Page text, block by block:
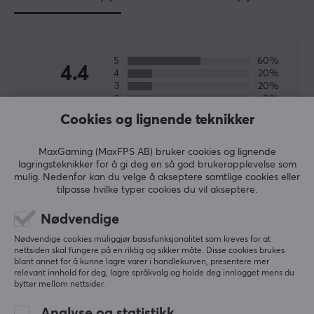
produkter i verden med minst ett produkt i hvert
produkter av høy kvalitet. Hvis du leter etter et produkt
som ikke skuffer deg når det virkelig gjelder, bør du
DIMENSJON & VEKT
Kabellengde
Bredde
298 mm
Dybde
114 mm
Høyde
4.4
5
60%
4
20%
3
20%
2
0%
SKRIV ANMELDELSE
Alle anmeldelser
David H
Verifisert kjøper
Level 9
Casual Knight
PC
Cookies og lignende teknikker
MaxGaming (MaxFPS AB) bruker cookies og lignende
lagringsteknikker for å gi deg en så god brukeropplevelse som
mulig. Nedenfor kan du velge å akseptere samtlige cookies eller
tilpasse hvilke typer cookies du vil akseptere.
Nødvendige
Nødvendige cookies muliggjør basisfunksjonalitet som kreves for at
nettsiden skal fungere på en riktig og sikker måte. Disse cookies brukes
blant annet for å kunne lagre varer i handlekurven, presentere mer
relevant innhold for deg, lagre språkvalg og holde deg innlogget mens du
bytter mellom nettsider.